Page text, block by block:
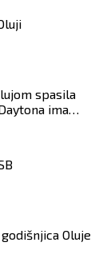
spasila
ima
narod
Oluje